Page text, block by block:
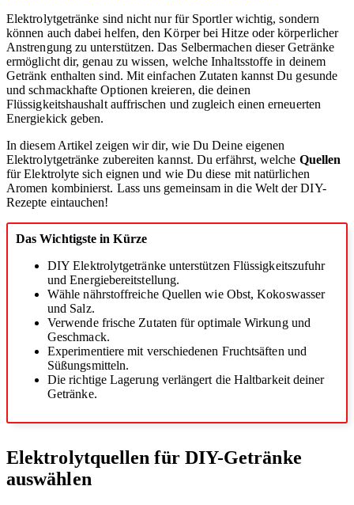
Elektrolytgetränke sind nicht nur für Sportler wichtig, sondern
können auch dabei helfen, den Körper bei Hitze oder körperlicher
Anstrengung zu unterstützen. Das Selbermachen dieser Getränke
ermöglicht dir, genau zu wissen, welche Inhaltsstoffe in deinem
Getränk enthalten sind. Mit einfachen Zutaten kannst Du gesunde
und schmackhafte Optionen kreieren, die deinen
Flüssigkeitshaushalt auffrischen und zugleich einen erneuerten
Energiekick geben.
In diesem Artikel zeigen wir dir, wie Du Deine eigenen
Elektrolytgetränke zubereiten kannst. Du erfährst, welche Quellen
für Elektrolyte sich eignen und wie Du diese mit natürlichen
Aromen kombinierst. Lass uns gemeinsam in die Welt der DIY-
Rezepte eintauchen!
Das Wichtigste in Kürze
DIY Elektrolytgetränke unterstützen Flüssigkeitszufuhr
und Energiebereitstellung.
Wähle nährstoffreiche Quellen wie Obst, Kokoswasser
und Salz.
Verwende frische Zutaten für optimale Wirkung und
Geschmack.
Experimentiere mit verschiedenen Fruchtsäften und
Süßungsmitteln.
Die richtige Lagerung verlängert die Haltbarkeit deiner
Getränke.
Elektrolytquellen für DIY-Getränke
auswählen